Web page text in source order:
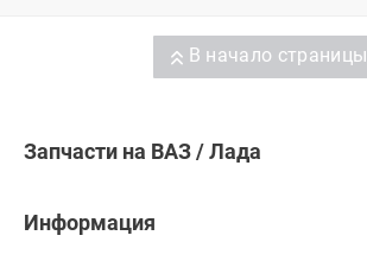
В начало страницы
Запчасти на ВАЗ / Лада
Информация